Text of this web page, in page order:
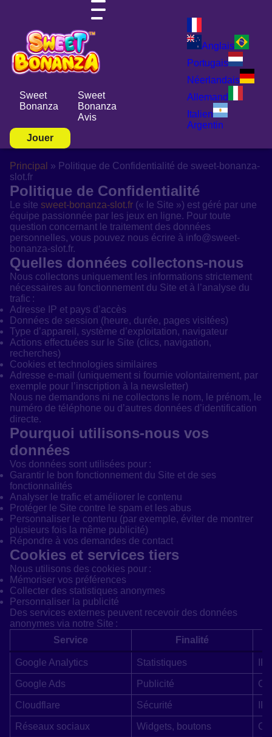
Sweet
Bonanza
Sweet
Bonanza
Avis
Jouer
Anglais
Portugais
Néerlandais
Allemand
Italien
Argentin
Principal » Politique de Confidentialité de sweet-bonanza-
slot.fr
Politique de Confidentialité
Le site sweet-bonanza-slot.fr (« le Site ») est géré par une
équipe passionnée par les jeux en ligne. Pour toute
question concernant le traitement des données
personnelles, vous pouvez nous écrire à info@sweet-
bonanza-slot.fr.
Quelles données collectons-nous
Nous collectons uniquement les informations strictement
nécessaires au fonctionnement du Site et à l’analyse du
trafic :
Adresse IP et pays d’accès
Données de session (heure, durée, pages visitées)
Type d’appareil, système d’exploitation, navigateur
Actions effectuées sur le Site (clics, navigation,
recherches)
Cookies et technologies similaires
Adresse e-mail (uniquement si fournie volontairement, par
exemple pour l’inscription à la newsletter)
Nous ne demandons ni ne collectons le nom, le prénom, le
numéro de téléphone ou d’autres données d’identification
directe.
Pourquoi utilisons-nous vos
données
Vos données sont utilisées pour :
Garantir le bon fonctionnement du Site et de ses
fonctionnalités
Analyser le trafic et améliorer le contenu
Protéger le Site contre le spam et les abus
Personnaliser le contenu (par exemple, éviter de montrer
plusieurs fois la même publicité)
Répondre à vos demandes de contact
Cookies et services tiers
Nous utilisons des cookies pour :
Mémoriser vos préférences
Collecter des statistiques anonymes
Personnaliser la publicité
Des services externes peuvent recevoir des données
anonymes via notre Site :
Service
Finalité
Google Analytics Statistiques
Google Ads Publicité
Cloudflare Sécurité
Réseaux sociaux Widgets, boutons